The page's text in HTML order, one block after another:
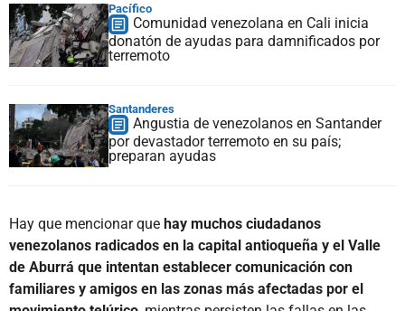
Pacífico
Comunidad venezolana en Cali inicia
donatón de ayudas para damnificados por
terremoto
Santanderes
Angustia de venezolanos en Santander
por devastador terremoto en su país;
preparan ayudas
Hay que mencionar que hay muchos ciudadanos
venezolanos radicados en la capital antioqueña y el Valle
de Aburrá que intentan establecer comunicación con
familiares y amigos en las zonas más afectadas por el